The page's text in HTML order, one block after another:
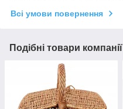
Всі умови повернення
Подібні товари компанії